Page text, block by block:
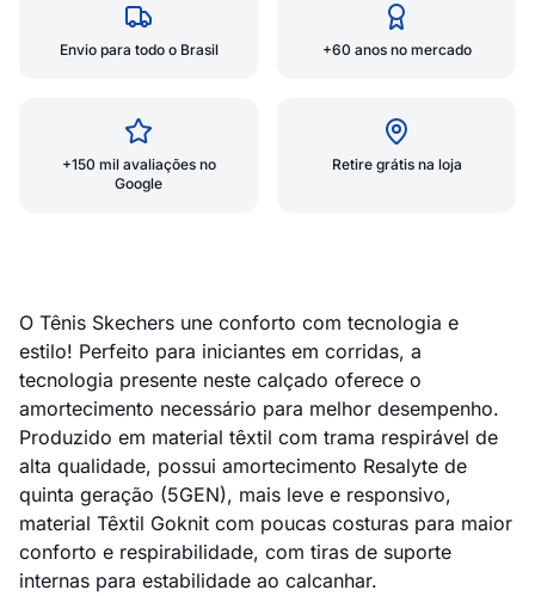
Envio para todo o Brasil +60 anos no mercado
+150 mil avaliações no
Google
Retire grátis na loja
O Tênis Skechers une conforto com tecnologia e
estilo! Perfeito para iniciantes em corridas, a
tecnologia presente neste calçado oferece o
amortecimento necessário para melhor desempenho.
Produzido em material têxtil com trama respirável de
alta qualidade, possui amortecimento Resalyte de
quinta geração (5GEN), mais leve e responsivo,
material Têxtil Goknit com poucas costuras para maior
conforto e respirabilidade, com tiras de suporte
internas para estabilidade ao calcanhar.